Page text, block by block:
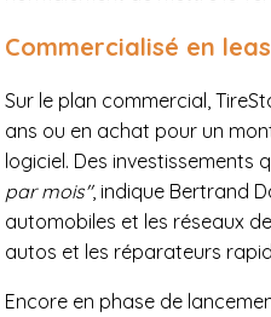
Commercialisé en
Sur le plan commercial,
ans ou en achat pour un
logiciel. Des investissements
par mois", indique Bertrand
automobiles et les réseaux
autos et les réparateurs
Encore en phase de